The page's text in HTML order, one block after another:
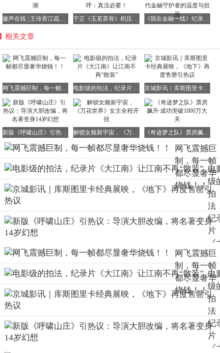
02
一百万年后，盘古大陆的极北之地迎来了席卷全球的暴风
雨。
这便是历史上著名的“卡尼期洪积事件”。
这场大雨持续了数百万年之久，堪称史上最长的倾盆大雨。
暴雨过后，陆地从无垠的沙漠蜕变为茂密的森林。
爬行动物正一步步走向衰亡。
至三叠纪末期，各种早期恐龙开始崭露头角——
比如最早的恐龙——始盗龙
又如板龙，恐龙世界的开拓先锋。
徽声在线 | 王传君江疏影引领电影新地标打卡热潮 于正《玉茗茶骨》积压多年终播出，观众直呼：真没必要！ 《我在金融一线》纪录片北京首映 展现新时代金融守护者的温度与担当
相关文章
网飞震撼巨制，每一帧都尽显奢华烧钱！！ 电影级的拍法，纪录片《大江南》让江南不再“散装” 京城影讯｜库斯图里卡经典展映，《地下》再度售罄引热议
新版《呼啸山庄》引热议：导演大胆改编，将名著变身14岁幻想 解锁女频新宇宙，《万花世界》女主全程开挂 《奇迹梦之队》票房飙升 成功突破1000万大关
网飞震撼巨
制，每一帧
都尽显奢华
烧钱！！
电
级
拍
法
纪
片
《
江
南
让
南
再
装”
网飞震撼巨
制，每一帧
都尽显奢华
烧钱！！
电
级
拍
法
纪
片
《